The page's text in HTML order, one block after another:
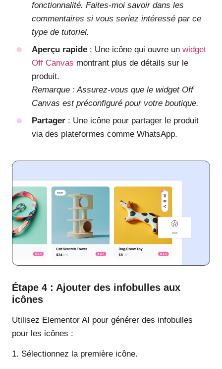
fonctionnalité. Faites-moi savoir dans les
commentaires si vous seriez intéressé par ce
type de tutoriel.
Aperçu rapide : Une icône qui ouvre un widget
Off Canvas montrant plus de détails sur le
produit.
Remarque : Assurez-vous que le widget Off
Canvas est préconfiguré pour votre boutique.
Partager : Une icône pour partager le produit
via des plateformes comme WhatsApp.
Étape 4 : Ajouter des infobulles aux
icônes
Utilisez Elementor AI pour générer des infobulles
pour les icônes :
1. Sélectionnez la première icône.